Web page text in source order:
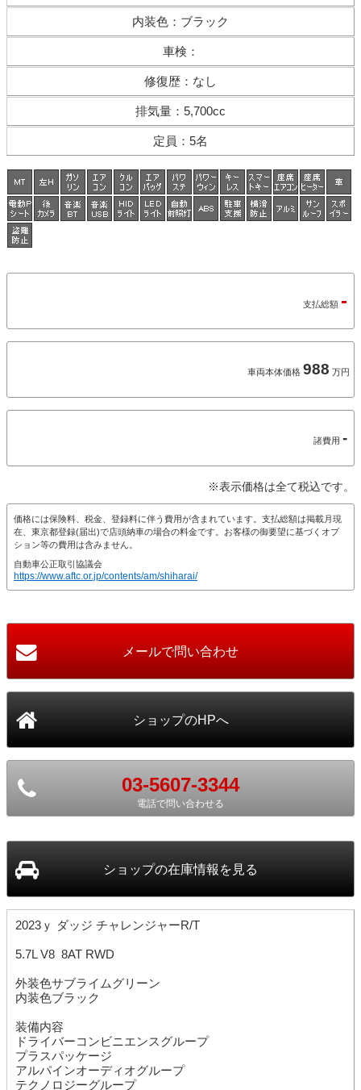
内装色 ： ブラック
車検 ：
修復歴 ： なし
排気量 ： 5,700cc
定員 ： 5名
支払総額 -
車両本体価格 988 万円
諸費用 -
※表示価格は全て税込です。
価格には保険料、税金、登録料に伴う費用が含まれています。支払総額は掲載月現
在、東京都登録(届出)で店頭納車の場合の料金です。お客様の御要望に基づくオプ
ション等の費用は含みません。
自動車公正取引協議会
https://www.aftc.or.jp/contents/am/shiharai/
03-5607-3344
電話で問い合わせる
ショップの在庫情報を見る
2023ｙ ダッジ チャレンジャーR/T
5.7L V8 8AT RWD
外装色サブライムグリーン
内装色ブラック
装備内容
ドライバーコンビニエンスグループ
プラスパッケージ
アルパインオーディオグループ
テクノロジーグループ